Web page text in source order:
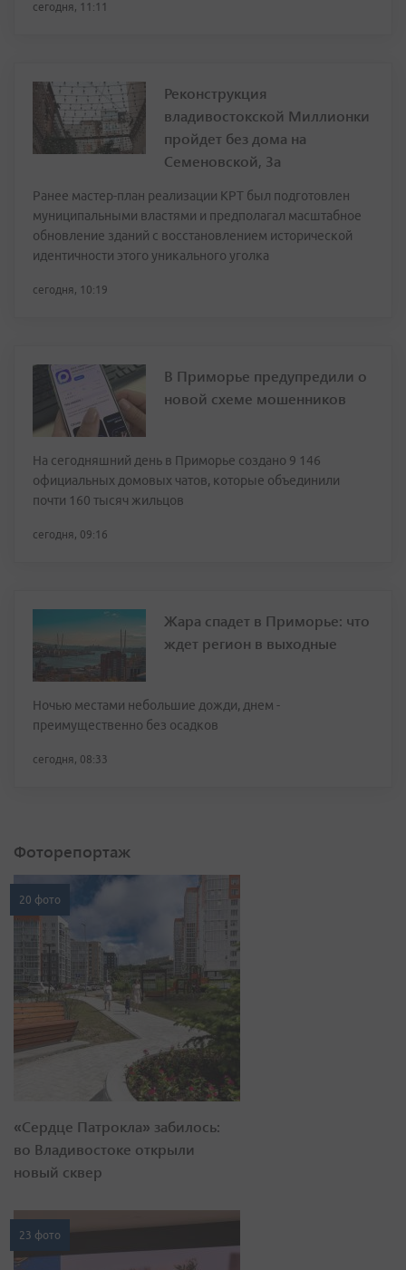
сегодня, 11:11
Реконструкция
владивостокской Миллионки
пройдет без дома на
Семеновской, 3а
Ранее мастер-план реализации КРТ был подготовлен
муниципальными властями и предполагал масштабное
обновление зданий с восстановлением исторической
идентичности этого уникального уголка
сегодня, 10:19
В Приморье предупредили о
новой схеме мошенников
На сегодняшний день в Приморье создано 9 146
официальных домовых чатов, которые объединили
почти 160 тысяч жильцов
сегодня, 09:16
Жара спадет в Приморье: что
ждет регион в выходные
Ночью местами небольшие дожди, днем -
преимущественно без осадков
сегодня, 08:33
Фоторепортаж
20 фото
«Сердце Патрокла» забилось:
во Владивостоке открыли
новый сквер
23 фото